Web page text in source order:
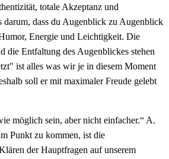
totale Akzeptanz und
darum, dass du Augenblick zu Augenblick
Energie und Leichtigkeit. Die
die Entfaltung des Augenblickes stehen
ist alles was wir je in diesem Moment
soll er mit maximaler Freude gelebt
möglich sein, aber nicht einfacher.“ A.
Punkt zu kommen, ist die
der Hauptfragen auf unserem